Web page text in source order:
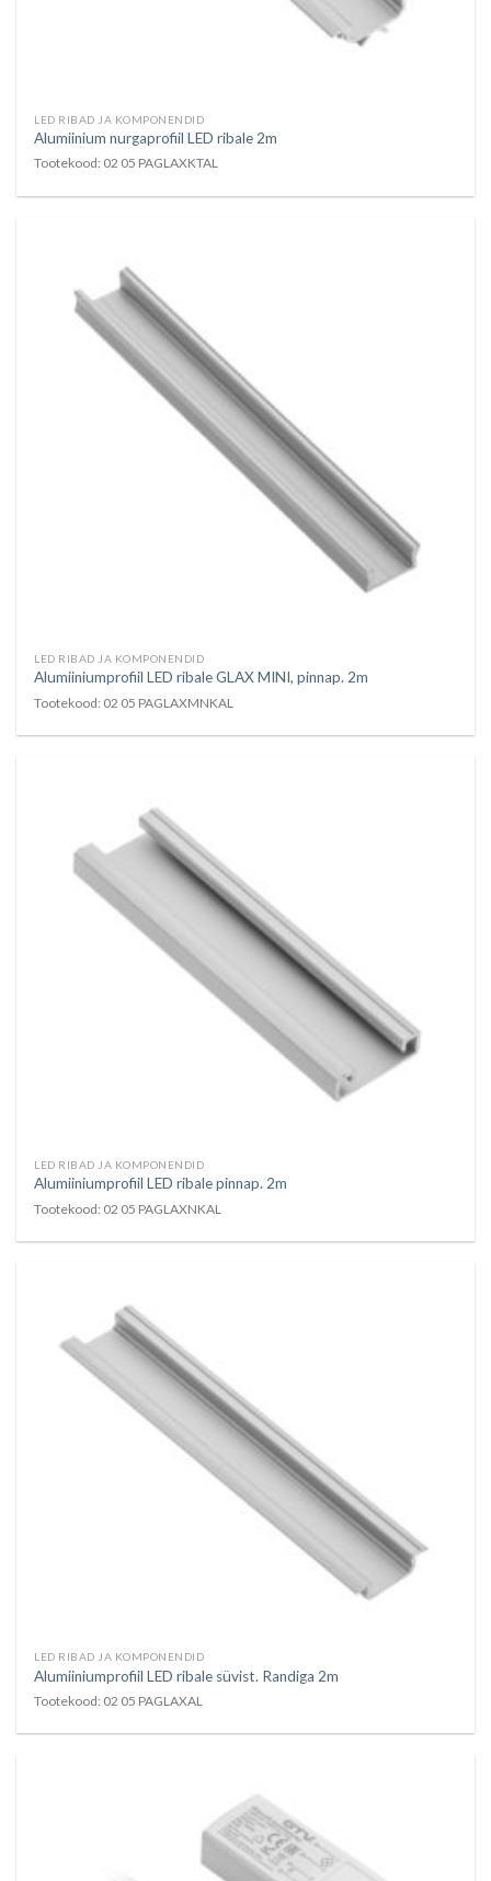
LED RIBAD JA KOMPONENDID
Alumiinium nurgaprofiil LED ribale 2m
Tootekood: 02 05 PAGLAXKTAL
LED RIBAD JA KOMPONENDID
Alumiiniumprofiil LED ribale GLAX MINI, pinnap. 2m
Tootekood: 02 05 PAGLAXMNKAL
LED RIBAD JA KOMPONENDID
Alumiiniumprofiil LED ribale pinnap. 2m
Tootekood: 02 05 PAGLAXNKAL
LED RIBAD JA KOMPONENDID
Alumiiniumprofiil LED ribale süvist. Randiga 2m
Tootekood: 02 05 PAGLAXAL